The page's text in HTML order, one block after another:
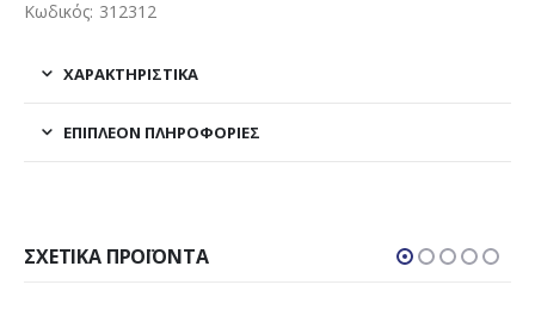
Κωδικός: 312312
ΧΑΡΑΚΤΗΡΙΣΤΙΚΑ
ΕΠΙΠΛΈΟΝ ΠΛΗΡΟΦΟΡΊΕΣ
ΣΧΕΤΙΚΆ ΠΡΟΪΌΝΤΑ